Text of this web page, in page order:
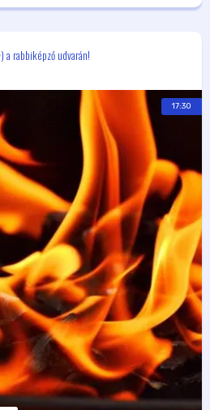
LáG báÓmer (ל״ג בעומר) a rabbiképző udvarán!
17:30